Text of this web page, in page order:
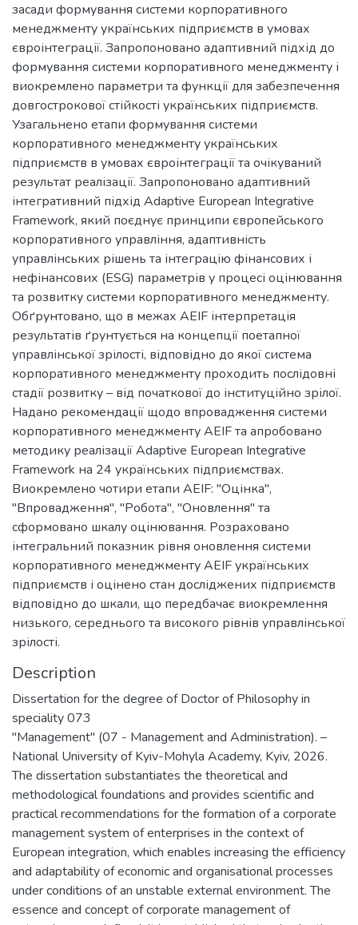
засади формування системи корпоративного
менеджменту українських підприємств в умовах
євроінтеграції. Запропоновано адаптивний підхід до
формування системи корпоративного менеджменту і
виокремлено параметри та функції для забезпечення
довгострокової стійкості українських підприємств.
Узагальнено етапи формування системи
корпоративного менеджменту українських
підприємств в умовах євроінтеграції та очікуваний
результат реалізації. Запропоновано адаптивний
інтегративний підхід Adaptive European Integrative
Framework, який поєднує принципи європейського
корпоративного управління, адаптивність
управлінських рішень та інтеграцію фінансових і
нефінансових (ESG) параметрів у процесі оцінювання
та розвитку системи корпоративного менеджменту.
Обґрунтовано, що в межах AEIF інтерпретація
результатів ґрунтується на концепції поетапної
управлінської зрілості, відповідно до якої система
корпоративного менеджменту проходить послідовні
стадії розвитку – від початкової до інституційно зрілої.
Надано рекомендації щодо впровадження системи
корпоративного менеджменту AEIF та апробовано
методику реалізації Adaptive European Integrative
Framework на 24 українських підприємствах.
Виокремлено чотири етапи AEIF: "Оцінка",
"Впровадження", "Робота", "Оновлення" та
сформовано шкалу оцінювання. Розраховано
інтегральний показник рівня оновлення системи
корпоративного менеджменту AEIF українських
підприємств і оцінено стан досліджених підприємств
відповідно до шкали, що передбачає виокремлення
низького, середнього та високого рівнів управлінської
зрілості.
Description
Dissertation for the degree of Doctor of Philosophy in
speciality 073
"Management" (07 - Management and Administration). –
National University of Kyiv-Mohyla Academy, Kyiv, 2026.
The dissertation substantiates the theoretical and
methodological foundations and provides scientific and
practical recommendations for the formation of a corporate
management system of enterprises in the context of
European integration, which enables increasing the efficiency
and adaptability of economic and organisational processes
under conditions of an unstable external environment. The
essence and concept of corporate management of